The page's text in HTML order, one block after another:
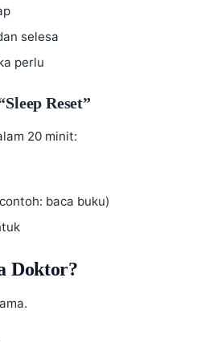
selesa
perlu
Reset”
20 minit:
baca buku)
Doktor?